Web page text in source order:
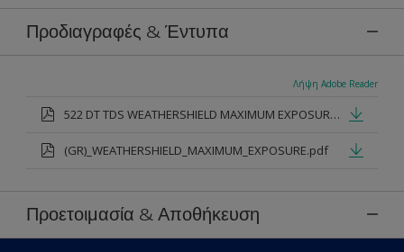
Προδιαγραφές & Έντυπα
Λήψη Adobe Reader
522 DT TDS WEATHERSHIELD MAXIMUM EXPOSURE SMOOTH MASONRY.pdf
(GR)_WEATHERSHIELD_MAXIMUM_EXPOSURE.pdf
Προετοιμασία & Αποθήκευση